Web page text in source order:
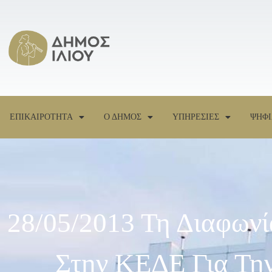
ΕΠΙΚΑΙΡΟΤΗΤΑ Ο ΔΗΜΟΣ ΥΠΗΡΕΣΙΕΣ
28/05/2013 Τη
Στην ΚΕΔΕ Για